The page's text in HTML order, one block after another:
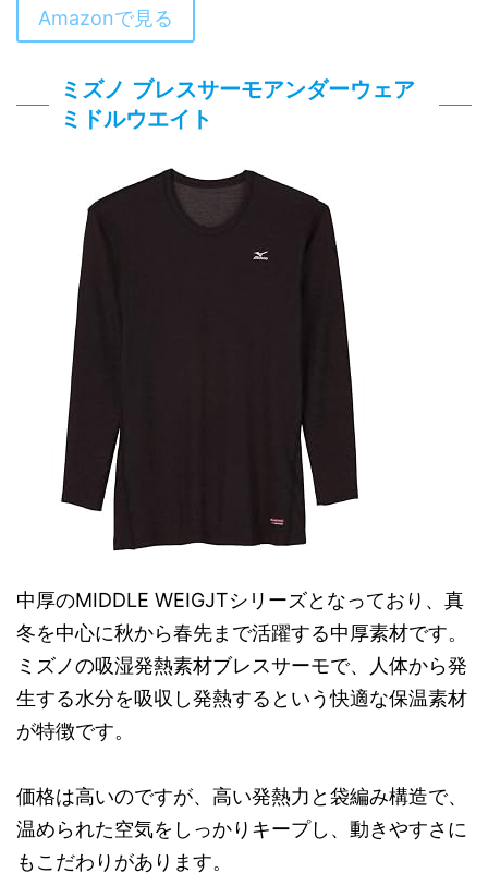
Amazonで見る
ミズノ ブレスサーモアンダーウェア
ミドルウエイト
中厚のMIDDLE WEIGJTシリーズとなっており、真
冬を中心に秋から春先まで活躍する中厚素材です。
ミズノの吸湿発熱素材ブレスサーモで、人体から発
生する水分を吸収し発熱するという快適な保温素材
が特徴です。
価格は高いのですが、高い発熱力と袋編み構造で、
温められた空気をしっかりキープし、動きやすさに
もこだわりがあります。